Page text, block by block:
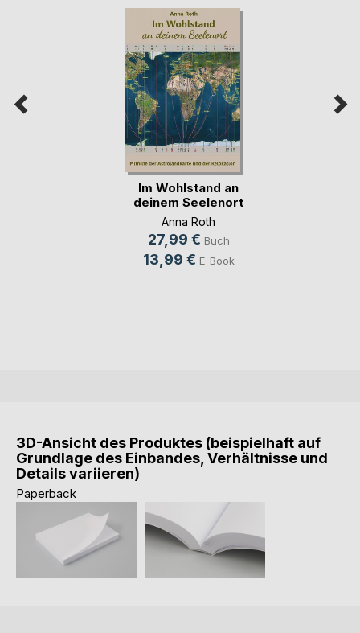
Im Wohlstand an
deinem Seelenort
Anna Roth
27,99 € Buch
13,99 € E-Book
3D-Ansicht des Produktes (beispielhaft auf
Grundlage des Einbandes, Verhältnisse und
Details variieren)
Paperback